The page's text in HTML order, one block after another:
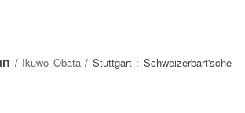
/ Ikuwo Obata/ Stuttgart : Schweizerbart'sche